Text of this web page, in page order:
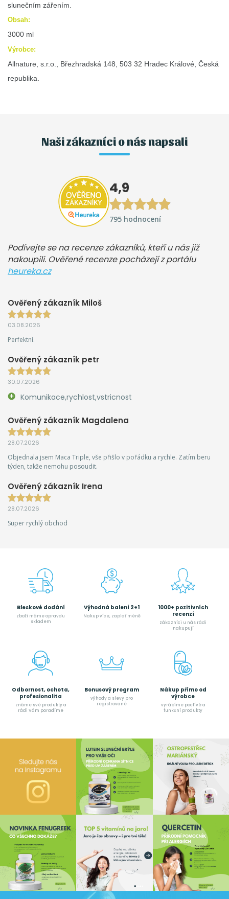
slunečním zářením.
Obsah:
3000 ml
Výrobce:
Allnature, s.r.o., Březhradská 148, 503 32 Hradec Králové, Česká
republika.
Naši zákazníci o nás napsali
4,9
795 hodnocení
Podívejte se na recenze zákazníků, kteří u nás již
nakoupili. Ověřené recenze pocházejí z portálu
heureka.cz
Ověřený zákazník Miloš
03.08.2026
Perfektní.
Ověřený zákazník petr
30.07.2026
Komunikace,rychlost,vstricnost
Ověřený zákazník Magdalena
28.07.2026
Objednala jsem Maca Triple, vše přišlo v pořádku a rychle. Zatím beru
týden, takže nemohu posoudit.
Ověřený zákazník Irena
28.07.2026
Super rychlý obchod
Bleskové dodání
zboží máme opravdu
skladem
Výhodná balení 2+1
Nakup více, zaplať méně
1000+ pozitivních
recenzí
zákazníci u nás rádi
nakupují
Odbornost, ochota,
profesionalita
známe své produkty a
rádi Vám poradíme
Bonusový program
výhody a slevy pro
registrované
Nákup přímo od
výrobce
vyrábíme poctívé a
funkční produkty